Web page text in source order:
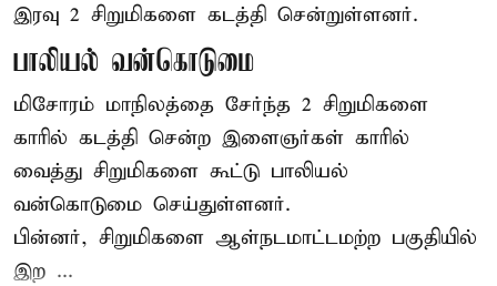
இரவு 2 சிறுமிகளை கடத்தி சென்றுள்ளனர்.
பாலியல் வன்கொடுமை
மிசோரம் மாநிலத்தை சேர்ந்த 2 சிறுமிகளை
காரில் கடத்தி சென்ற இளைஞர்கள் காரில்
வைத்து சிறுமிகளை கூட்டு பாலியல்
வன்கொடுமை செய்துள்ளனர்.
பின்னர், சிறுமிகளை ஆள்நடமாட்டமற்ற பகுதியில்
இற ...